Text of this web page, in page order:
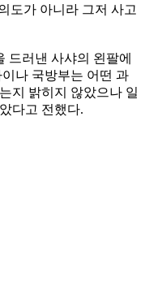
도가 아니라 그저 사고
드러낸 사샤의 왼팔에
나 국방부는 어떤 과
지 밝히지 않았으나 일
다고 전했다.